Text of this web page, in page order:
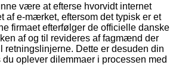
være at efterse hvorvidt internet
af e-mærket, eftersom det typisk er et
firmaet efterfølger de officielle danske
af og til revideres af fagmænd der
retningslinjerne. Dette er desuden din
oplever dilemmaer i processen med